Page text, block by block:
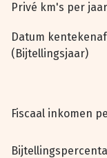
Privé km's per jaar
Datum
(Bijtellingsjaar)
Fiscaal inkomen